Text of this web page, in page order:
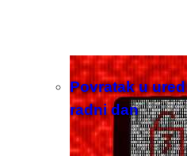
Povratak u
radni dan